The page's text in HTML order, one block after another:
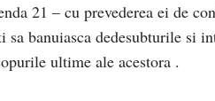
21 – cu prevederea ei de
sa banuiasca dedesubturile si
ultime ale acestora .